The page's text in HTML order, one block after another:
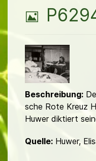
B
l
d
Beschreibung:
sche Rote Kreuz
Huwer diktiert
Quelle: Huwer,